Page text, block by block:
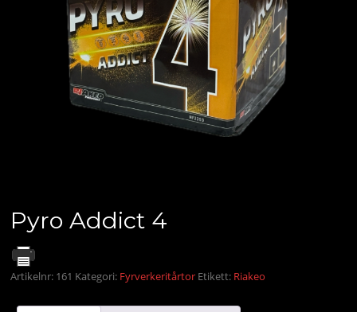
Pyro Addict 4
Artikelnr: 161 Kategori: Fyrverkeritårtor Etikett: Riakeo